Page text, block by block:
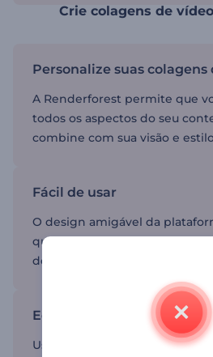
Crie colagens de
Personalize suas colagens
A Renderforest permite que
todos os aspectos do seu
combine com sua visão e
Fácil de usar
O design amigável da
qualquer pessoa criar projetos
de habilidades de edição.
Economize tempo
Usar modelos prontos